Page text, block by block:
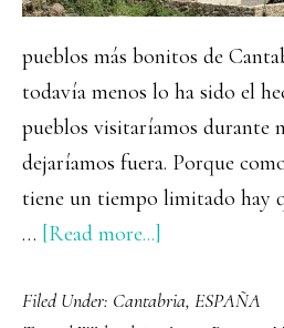
pueblos más bonitos de
todavía menos lo ha sido el
pueblos visitaríamos durante
dejaríamos fuera. Porque
tiene un tiempo limitado hay
… [Read more...]
8
Filed Under: Cantabria, ESPAÑA